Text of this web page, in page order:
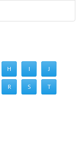
H I J
R S T